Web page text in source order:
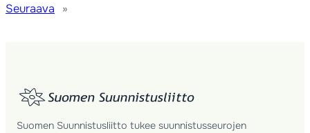
Seuraava
»
Suomen Suunnistusliitto tukee suunnistusseurojen